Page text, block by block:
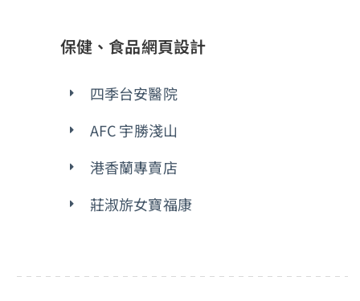
保健、食品網頁設計
四季台安醫院
AFC 宇勝淺山
港香蘭專賣店
莊淑旂女寶福康